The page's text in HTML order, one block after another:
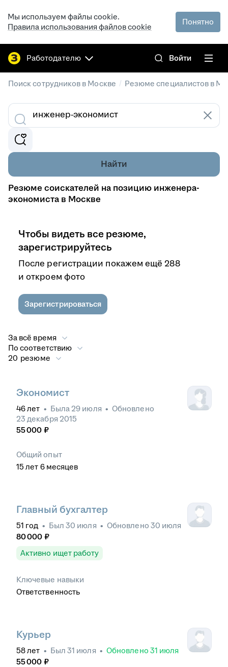
Мы используем файлы cookie.
Правила использования файлов cookie
Понятно
Работодателю Войти
Поиск сотрудников в Москве / Резюме специалистов в
Найти
Резюме соискателей на позицию инженера-
экономиста в Москве
Чтобы видеть все резюме,
зарегистрируйтесь
После регистрации покажем ещё 288
и откроем фото
Зарегистрироваться
За всё время
По соответствию
20 резюме
Экономист
46лет • Была 29 июля • Обновлено
23 декабря 2015
55 000 ₽
Общий опыт
15 лет 6 месяцев
Главный бухгалтер
51 год • Был 30 июля • Обновлено 30 июля
80 000 ₽
Активно ищет работу
Ключевые навыки
Ответственность
Курьер
58лет • Был 31 июля • Обновлено 31 июля
55 000 ₽